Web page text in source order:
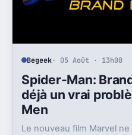
Begeek· 05 Août · 13h00
Spider-Man:
déjà un vrai
Men
Le nouveau film Marvel